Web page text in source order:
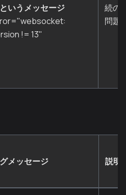
いうメッセージ
!= 13"
続の
問題
メッセージ 説明